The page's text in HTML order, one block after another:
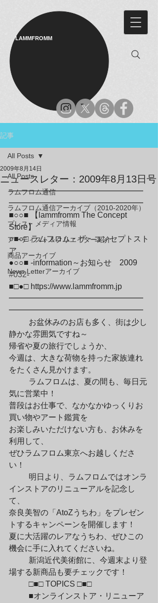
LAMMFROMM​
記事
All Posts
ラムフロム通信
ラムフロム通信アーカイブ（2010-2020年）
プレス・メディア情報
アーティスト＆クリエイター紹介
商品アーカイブ
News Letterアーカイブ
All Posts
ニュースレター：2009年8月13日号
2009年8月14日
━━━━━━━━━━━━━━━━━
━━━━━━━━━━━━━━━━━
■○○■ 【lammfromm The Concept
Store】
○■○□ ラムフロム・ザ・コンセプトスト
ア
●○○■ -information～お知らせ　2009
#032-
■□●□ https://www.lammfromm.jp
━━━━━━━━━━━━━━━━━
━━━━━━━━━━━━━━━━━
静かな雰囲気ですね～
帰省や夏の旅行でしょうか、
今週は、大きな荷物を持った家族連れ
をたくさん見かけます。
気に営業中！
普段はお仕事で、なかなかゆっくりお
買い物やアート鑑賞を
お楽しみいただけない方も、お休みを
利用して、
ぜひラムフロム東京へお越しくださ
い！
インストアのリニューアルを記念し
て、
奈良美智の「AtoZうちわ」をプレゼン
トするキャンペーンを開催します！
夏に大活躍のレアなうちわ、ぜひこの
機会に手に入れてくださいね。
場する新商品も要チェックです！
	□■□ TOPICS □■□